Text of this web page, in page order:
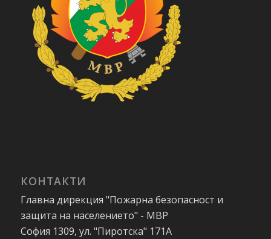
КОНТАКТИ
Главна дирекция "Пожарна безопасност и
защита на населението" - МВР
София 1309, ул. "Пиротска" 171А